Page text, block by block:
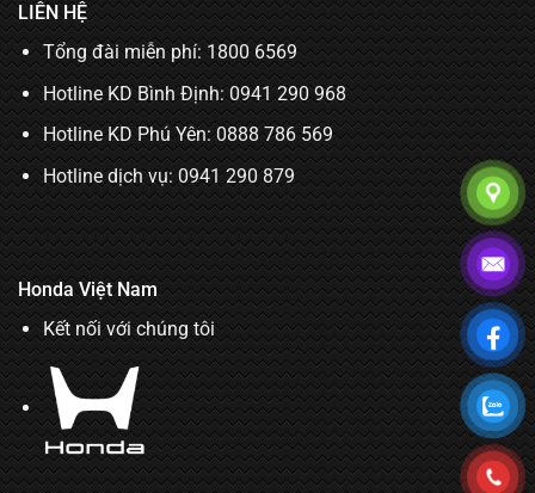
LIÊN HỆ
Tổng đài miễn phí: 1800 6569
Hotline KD Bình Định:0941 290 968
Hotline KD Phú Yên:0888 786 569
Hotline dịch vụ: 0941 290 879
Honda Việt Nam
Kết nối với chúng tôi